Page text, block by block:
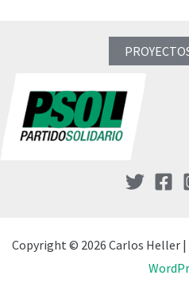
Copyright © 2026 Carlos Heller |